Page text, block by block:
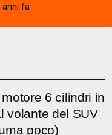
anni fa
6 cilindri in
volante del SUV
poco)